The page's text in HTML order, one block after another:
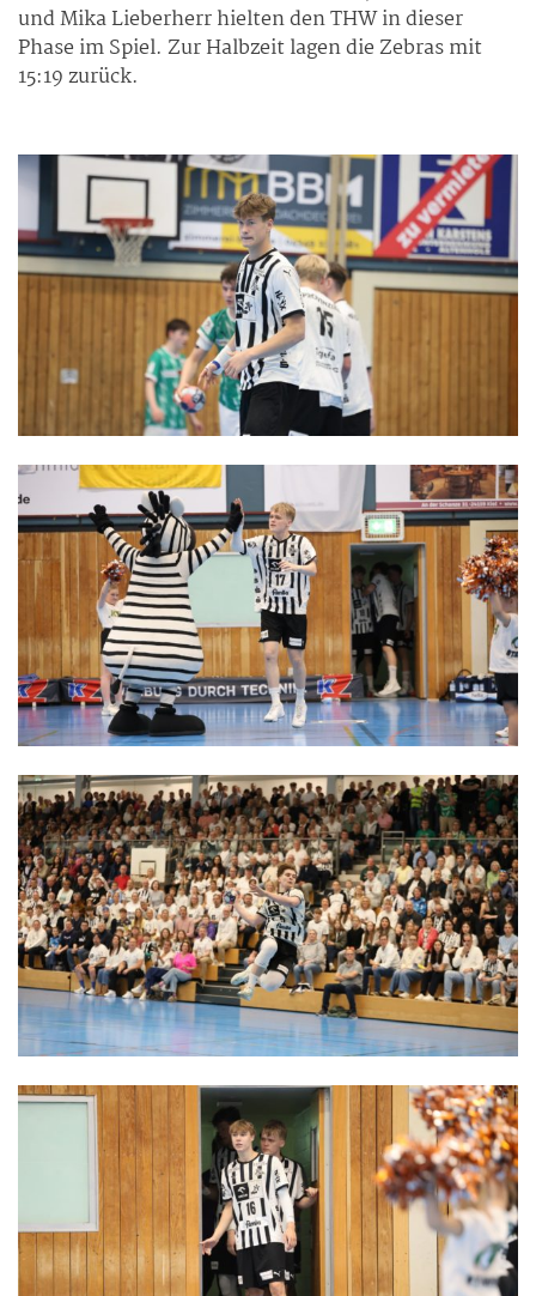
und Mika Lieberherr hielten den THW in dieser
Phase im Spiel. Zur Halbzeit lagen die Zebras mit
15:19 zurück.